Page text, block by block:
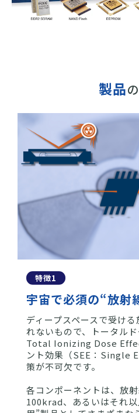
製品
特徴1
宇宙で必須の“放射
ディープスペースで受ける
れないもので、トータル
Total Ionizing Dose
ント効果（SEE：Single
策が不可欠です。
各コンポーネントは、放
100krad、あるいはそれ以